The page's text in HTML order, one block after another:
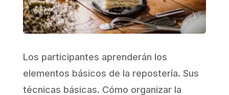
Los participantes aprenderán los
elementos básicos de la repostería. Sus
técnicas básicas. Cómo organizar la